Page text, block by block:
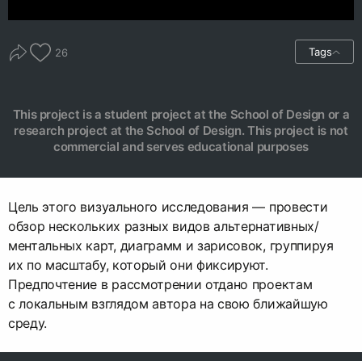
26 Tags
This project is a student project at the School of Design or a
research project at the School of Design. This project is not
commercial and serves educational purposes
Цель этого визуального исследования — провести
обзор нескольких разных видов альтернативных/
ментальных карт, диаграмм и зарисовок, группируя
их по масштабу, который они фиксируют.
Предпочтение в рассмотрении отдано проектам
с локальным взглядом автора на свою ближайшую
среду.